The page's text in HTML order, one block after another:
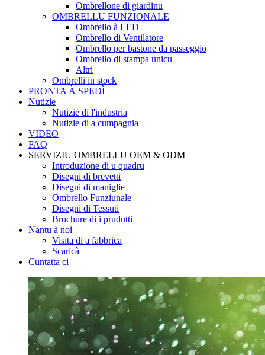
Ombrellone di giardinu
OMBRELLU FUNZIONALE
Ombrello à LED
Ombrello di Ventilatore
Ombrello per bastone da passeggio
Ombrello di stampa unicu
Altri
Ombrelli in stock
PRONTA À SPEDÌ
Nutizie
Nutizie di l'industria
Nutizie di a cumpagnia
VIDEO
FAQ
SERVIZIU OMBRELLU OEM & ODM
Introduzione di u quadru
Disegni di brevetti
Disegni di maniglie
Ombrello Funziunale
Disegni di Tessuti
Brochure di i prudutti
Nantu à noi
Visita di a fabbrica
Scaricà
Cuntatta ci